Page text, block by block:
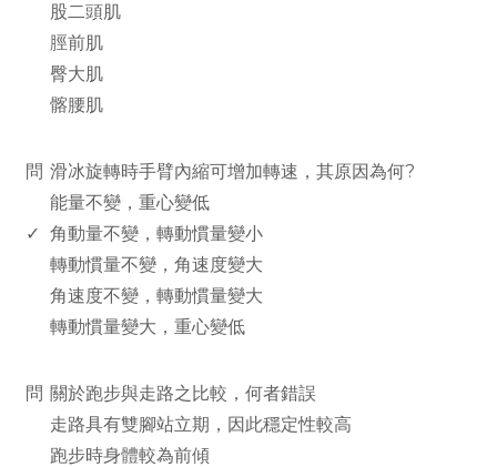
股二頭肌
脛前肌
臀大肌
髂腰肌
問 滑冰旋轉時手臂內縮可增加轉速，其原因為何?
能量不變，重心變低
✓ 角動量不變，轉動慣量變小
轉動慣量不變，角速度變大
角速度不變，轉動慣量變大
轉動慣量變大，重心變低
問 關於跑步與走路之比較，何者錯誤
走路具有雙腳站立期，因此穩定性較高
跑步時身體較為前傾